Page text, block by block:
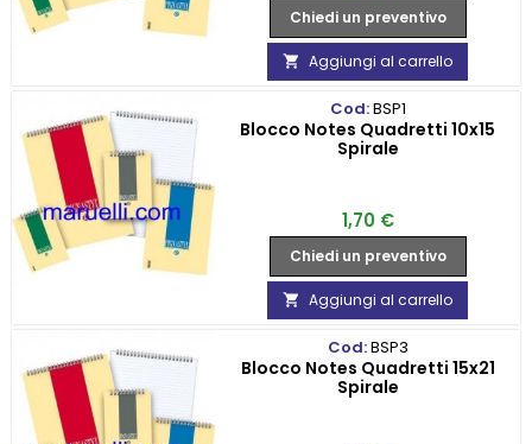
Chiedi un preventivo
 Aggiungi al carrello
Cod:BSP1
Blocco Notes Quadretti 10x15
Spirale
Prezzo
1,70 €
Chiedi un preventivo
 Aggiungi al carrello
Cod:BSP3
Blocco Notes Quadretti 15x21
Spirale